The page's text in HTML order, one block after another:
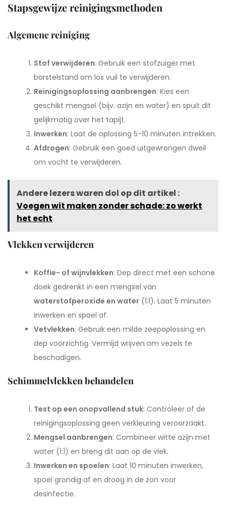
Stapsgewijze reinigingsmethoden
Algemene reiniging
Stof verwijderen: Gebruik een stofzuiger met
borstelstand om los vuil te verwijderen.
Reinigingsoplossing aanbrengen: Kies een
geschikt mengsel (bijv. azijn en water) en spuit dit
gelijkmatig over het tapijt.
Inwerken: Laat de oplossing 5-10 minuten intrekken.
Afdrogen: Gebruik een goed uitgewrongen dweil
om vocht te verwijderen.
Andere lezers waren dol op dit artikel :
Voegen wit maken zonder schade: zo werkt
het echt
Vlekken verwijderen
Koffie- of wijnvlekken: Dep direct met een schone
doek gedrenkt in een mengsel van
waterstofperoxide en water (1:1). Laat 5 minuten
inwerken en spoel af.
Vetvlekken: Gebruik een milde zeepoplossing en
dep voorzichtig. Vermijd wrijven om vezels te
beschadigen.
Schimmelvlekken behandelen
Test op een onopvallend stuk: Controleer of de
reinigingsoplossing geen verkleuring veroorzaakt.
Mengsel aanbrengen: Combineer witte azijn met
water (1:1) en breng dit aan op de vlek.
Inwerken en spoelen: Laat 10 minuten inwerken,
spoel grondig af en droog in de zon voor
desinfectie.